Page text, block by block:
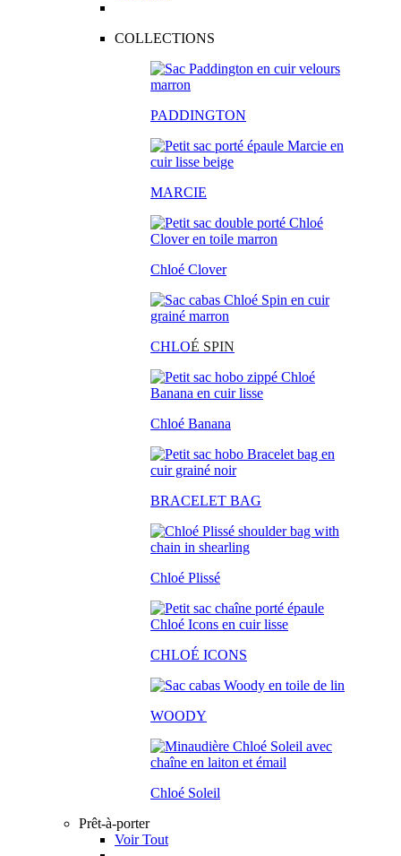
COLLECTIONS
PADDINGTON
MARCIE
Chloé Clover
CHLOÉ SPIN
Chloé Banana
BRACELET BAG
Chloé Plissé
CHLOÉ ICONS
WOODY
Chloé Soleil
Prêt-à-porter
Voir Tout